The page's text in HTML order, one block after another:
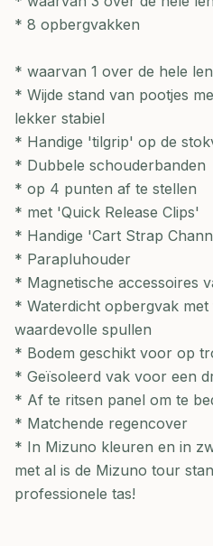
* 8 opbergvakken
* waarvan 1 over de hele
* Wijde stand van pootjes
lekker stabiel
* Handige 'tilgrip' op de
* Dubbele schouderbanden
* op 4 punten af te stellen
* met 'Quick Release Clips'
* Handige 'Cart Strap
* Parapluhouder
* Magnetische accessoires
* Waterdicht opbergvak
waardevolle spullen
* Bodem geschikt voor op
* Geïsoleerd vak voor een
* Af te ritsen panel om te
* Matchende regencover
* In Mizuno kleuren en in
met al is de Mizuno tour
professionele tas!